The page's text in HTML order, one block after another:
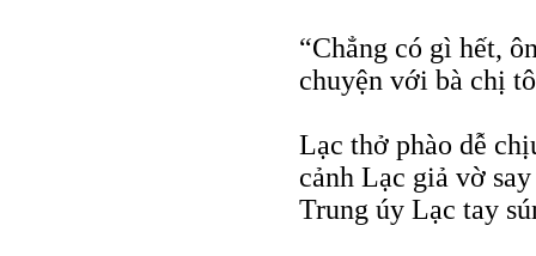
“Chẳng có gì hết,
chuyện với bà chị
Lạc thở phào dễ
cảnh Lạc giả vờ
Trung úy Lạc tay